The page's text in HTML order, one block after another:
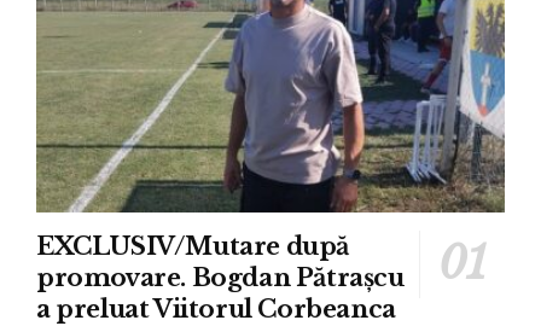
EXCLUSIV/Mutare după
promovare. Bogdan Pătrașcu
a preluat Viitorul Corbeanca